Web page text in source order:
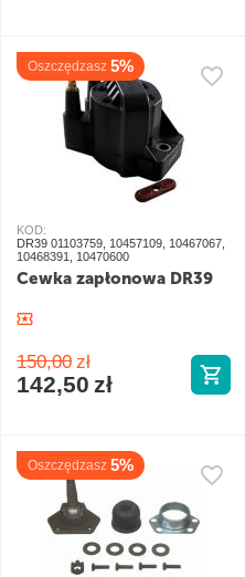
Oszczędzasz 5%
KOD:
DR39 01103759, 10457109, 10467067,
10468391, 10470600
Cewka zapłonowa DR39
150,00 zł
142,50 zł
Oszczędzasz 5%